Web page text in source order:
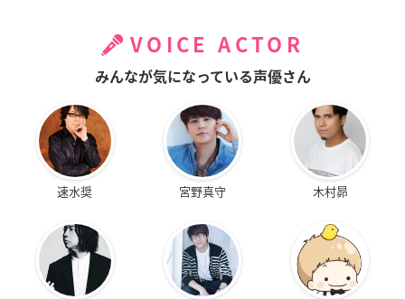
VOICE ACTOR
みんなが気になっている声優さん
速水奨 宮野真守 木村昴